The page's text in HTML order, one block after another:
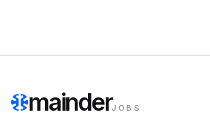
mainderJOBS